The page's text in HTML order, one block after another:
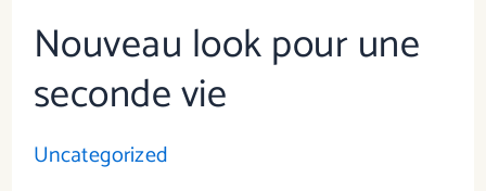
Nouveau look pour une
seconde vie
Uncategorized